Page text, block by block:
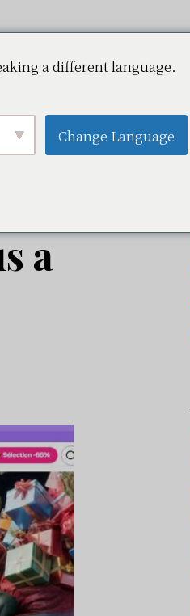
a
a different language.
Change Language